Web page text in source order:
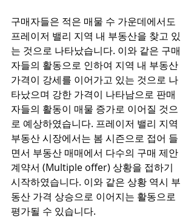
구매자들은 적은 매물 수 가운데에서도
프레이저 밸리 지역 내 부동산을 찾고 있
는 것으로 나타났습니다. 이와 같은 구매
자들의 활동으로 인하여 지역 내 부동산
가격이 강세를 이어가고 있는 것으로 나
타났으며 강한 가격이 나타남으로 판매
자들의 활동이 매물 증가로 이어질 것으
로 예상하였습니다. 프레이저 밸리 지역
부동산 시장에서는 봄 시즌으로 접어 들
면서 부동산 매매에서 다수의 구매 제안
계약서 (Multiple offer) 상황을 접하기
시작하였습니다. 이와 같은 상황 역시 부
동산 가격 상승으로 이어지는 활동으로
평가될 수 있습니다.